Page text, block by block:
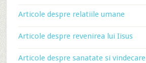
Articole despre relatiile umane
Articole despre revenirea lui Iisus
Articole despre sanatate si vindecare